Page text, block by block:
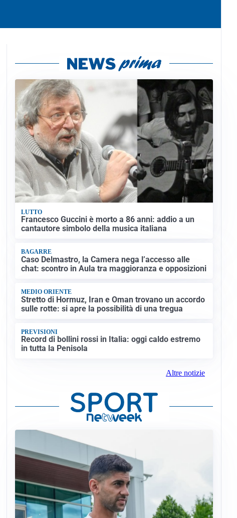
LUTTO
Francesco Guccini è morto a 86 anni: addio a un
cantautore simbolo della musica italiana
BAGARRE
Caso Delmastro, la Camera nega l’accesso alle
chat: scontro in Aula tra maggioranza e opposizioni
MEDIO ORIENTE
Stretto di Hormuz, Iran e Oman trovano un accordo
sulle rotte: si apre la possibilità di una tregua
PREVISIONI
Record di bollini rossi in Italia: oggi caldo estremo
in tutta la Penisola
Altre notizie